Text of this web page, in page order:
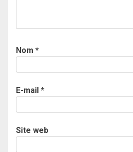
Nom *
E-mail *
Site web